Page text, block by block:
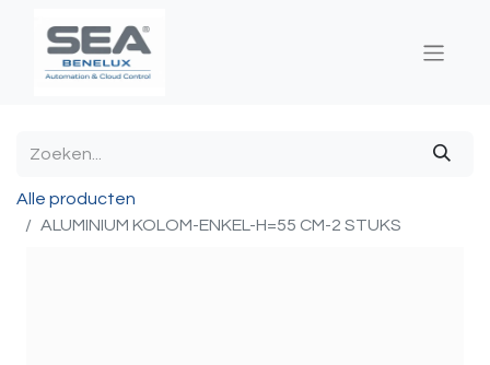
Alle producten
ALUMINIUM KOLOM-ENKEL-H=55 CM-2 STUKS